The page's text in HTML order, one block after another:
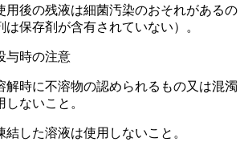
後の残液は細菌汚染のおそれがあるの
保存剤が含有されていない）。
与時の注意
時に不溶物の認められるもの又は混濁
ないこと。
した溶液は使用しないこと。